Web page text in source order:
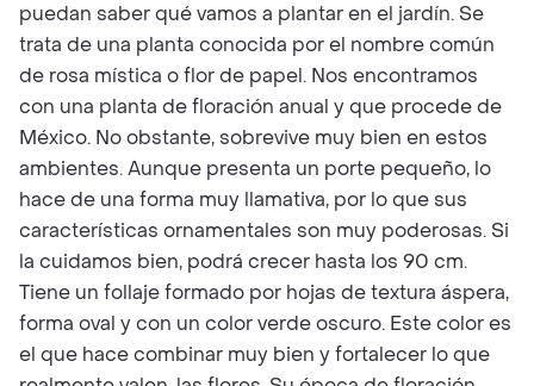
puedan saber qué vamos a plantar en el jardín. Se
trata de una planta conocida por el nombre común
de rosa mística o flor de papel. Nos encontramos
con una planta de floración anual y que procede de
México. No obstante, sobrevive muy bien en estos
ambientes. Aunque presenta un porte pequeño, lo
hace de una forma muy llamativa, por lo que sus
características ornamentales son muy poderosas. Si
la cuidamos bien, podrá crecer hasta los 90 cm.
Tiene un follaje formado por hojas de textura áspera,
forma oval y con un color verde oscuro. Este color es
el que hace combinar muy bien y fortalecer lo que